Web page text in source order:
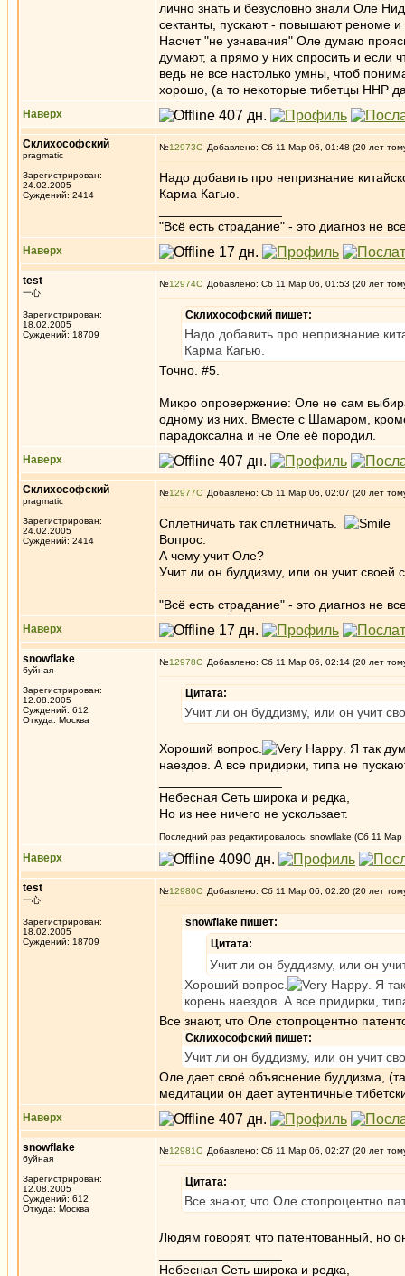
лично знать и безусловно знали Оле
сектанты, пускают - повышают реноме
Насчет "не узнавания" Оле думаю
думают, а прямо у них спросить и если
ведь не все настолько умны, чтоб
хорошо, (а то некоторые тибетцы ННР
Наверх
Склихософский
pragmatic
Зарегистрирован:
24.02.2005
Суждений: 2414
№12973 Добавлено: Сб 11 Мар 06, 01:48 (20 лет
Надо добавить про непризнание
Карма Кагью.
"Всё есть страдание" - это диагноз не
Наверх
test
一心
Зарегистрирован:
18.02.2005
Суждений: 18709
№12974 Добавлено: Сб 11 Мар 06, 01:53 (20 лет
Склихософский пишет:
Надо добавить про непризнание
Карма Кагью.
Точно. #5.
Микро опровержение: Оле не сам
одному из них. Вместе с Шамаром,
парадоксална и не Оле её породил.
Наверх
Склихософский
pragmatic
Зарегистрирован:
24.02.2005
Суждений: 2414
№12977 Добавлено: Сб 11 Мар 06, 02:07 (20 лет
Сплетничать так сплетничать.
Вопрос.
А чему учит Оле?
Учит ли он буддизму, или он учит своей
"Всё есть страдание" - это диагноз не
Наверх
snowflake
буйная
Зарегистрирован:
12.08.2005
Суждений: 612
Откуда: Москва
№12978 Добавлено: Сб 11 Мар 06, 02:14 (20 лет
Цитата:
Учит ли он буддизму, или он учит
Хороший вопрос.
. Я так
наездов. А все придирки, типа не
Небесная Сеть широка и редка,
Но из нее ничего не ускользает.
Последний раз редактировалось: snowflake (Сб 11 Мар
Наверх
test
一心
Зарегистрирован:
18.02.2005
Суждений: 18709
№12980 Добавлено: Сб 11 Мар 06, 02:20 (20 лет
snowflake пишет:
Цитата:
Учит ли он буддизму, или он
Хороший вопрос.
. Я
корень наездов. А все придирки,
Все знают, что Оле стопроцентно
Склихософский пишет:
Учит ли он буддизму, или он учит
Оле дает своё объяснение буддизма,
медитации он дает аутентичные
Наверх
snowflake
буйная
Зарегистрирован:
12.08.2005
Суждений: 612
Откуда: Москва
№12981 Добавлено: Сб 11 Мар 06, 02:27 (20 лет
Цитата:
Все знают, что Оле стопроцентно
Людям говорят, что патентованный, но
Небесная Сеть широка и редка,